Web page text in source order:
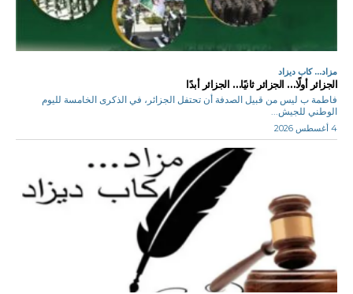
مزاد... كاب ديزاد
الجزائر أولًا… الجزائر ثانيًا… الجزائر أبدًا
فاطمة ب ليس من قبيل الصدفة أن تحتفل الجزائر، في الذكرى الخامسة لليوم
الوطني للجيش...
4 أغسطس 2026